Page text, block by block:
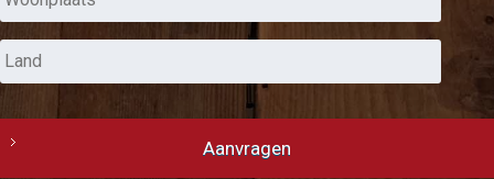
Land